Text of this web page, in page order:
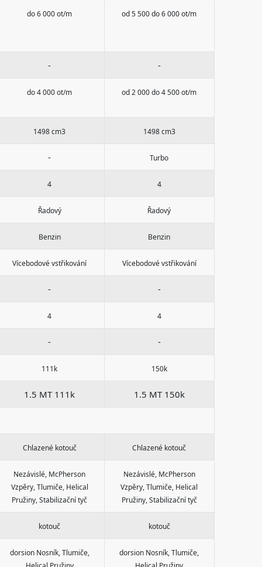
do 6 000 ot/m od 5 500 do 6 000 ot/m
- -
do 4 000 ot/m od 2 000 do 4 500 ot/m
1498 cm3 1498 cm3
- Turbo
4 4
Řadový Řadový
Benzin Benzin
Vícebodové vstřikování Vícebodové vstřikování
- -
4 4
- -
111k 150k
1.5 MT 111k 1.5 MT 150k
Chlazené kotouč Chlazené kotouč
Nezávislé, McPherson
Vzpěry, Tlumiče, Helical
Pružiny, Stabilizační tyč
Nezávislé, McPherson
Vzpěry, Tlumiče, Helical
Pružiny, Stabilizační tyč
kotouč kotouč
dorsion Nosník, Tlumiče,
dorsion Nosník, Tlumiče,